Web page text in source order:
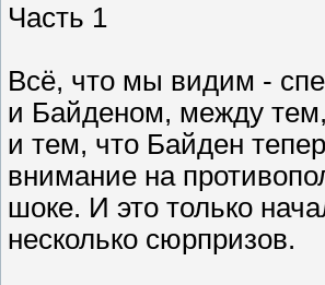
Часть 1
Всё, что мы видим -
и Байденом, между тем,
и тем, что Байден
внимание на
шоке. И это только
несколько сюрпризов.